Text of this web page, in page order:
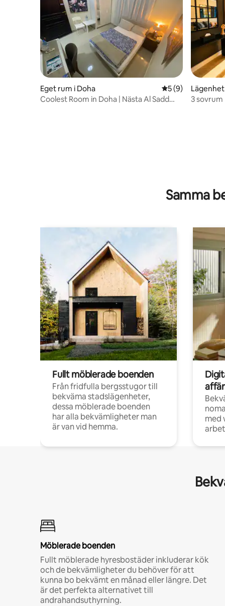
Eget rum i Doha 5 av 5 i
5 (9)
Coolest Room in Doha | Nästa Al Sadd
3
Samma
Fullt möblerade boenden
Från fridfulla bergsstugor till
bekväma stadslägenheter,
dessa möblerade boenden
har alla bekvämligheter man
är van vid hemma.
med
Möblerade boenden
Fullt möblerade hyresbostäder inkluderar kök
och de bekvämligheter du behöver för att
kunna bo bekvämt en månad eller längre. Det
är det perfekta alternativet till
andrahandsuthyrning.